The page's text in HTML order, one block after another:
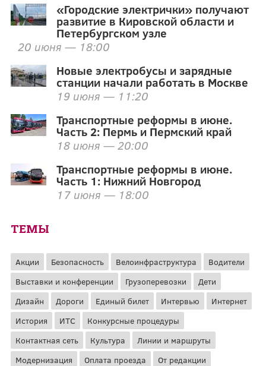
«Городские электрички» получают
развитие в Кировской области и
Петербургском узле
20 июня — 18:00
Новые электробусы и зарядные
станции начали работать в Москве
19 июня — 11:20
Транспортные реформы в июне.
Часть 2: Пермь и Пермский край
18 июня — 20:00
Транспортные реформы в июне.
Часть 1: Нижний Новгород
17 июня — 18:00
ТЕМЫ
Акции Безопасность Велоинфраструктура
Водители
Выставки и конференции
Грузоперевозки
Дети
Дизайн
Дороги Единый билет Интервью
Интернет
История
ИТС
Конкурсные процедуры
Контактная сеть
Культура
Линии и маршруты
Модернизация
Оплата проезда От редакции